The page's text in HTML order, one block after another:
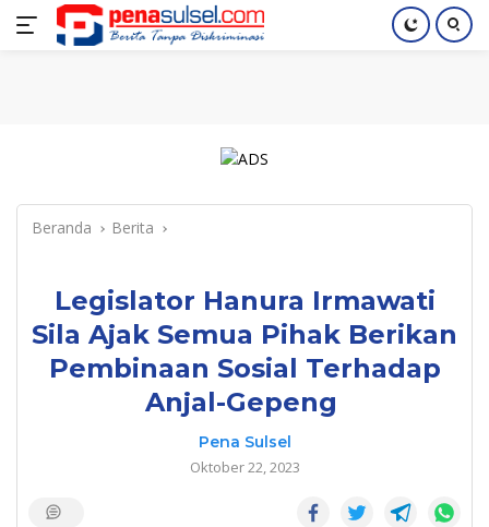
Langsung
Home Nasional Pendidikan Index
Beranda Berita
Legislator Hanura Irmawati
Sila Ajak Semua Pihak Berikan
Pembinaan Sosial Terhadap
Anjal-Gepeng
Pena Sulsel
Oktober 22, 2023